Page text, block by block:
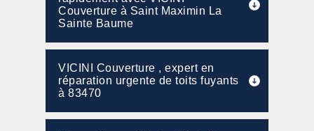
Couverture à Saint Maximin La
Sainte Baume
VICINI Couverture , expert en
réparation urgente de toits fuyants
à 83470